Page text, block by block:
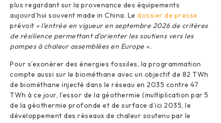
plus regardant sur la provenance des équipements
aujourd’hui souvent made in China. Le dossier de presse
prévoit « l’entrée en vigueur en septembre 2026 de critères
de résilience permettant d’orienter les soutiens vers les
pompes à chaleur assemblées en Europe ».
Pour s’exonérer des énergies fossiles, la programmation
compte aussi sur le biométhane avec un objectif de 82 TWh
de biométhane injecté dans le réseau en 2035 contre 47
TWh à ce jour, l’essor de la géothermie (multiplication par 5
de la géothermie profonde et de surface d’ici 2035, le
développement des réseaux de chaleur soutenu par le